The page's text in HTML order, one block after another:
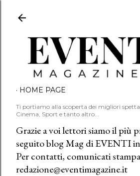
HOME PAGE
Ti portiamo alla scoperta dei migliori
Cinema, Sport e tanto altro...
Grazie a voi lettori siamo il più
seguito blog Mag di EVENTI
Per contatti, comunicati
redazione@eventimagazine.it